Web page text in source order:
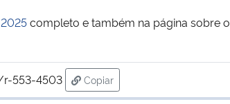
completo e também na página sobre o
553-4503
Copiar
para área de transferência